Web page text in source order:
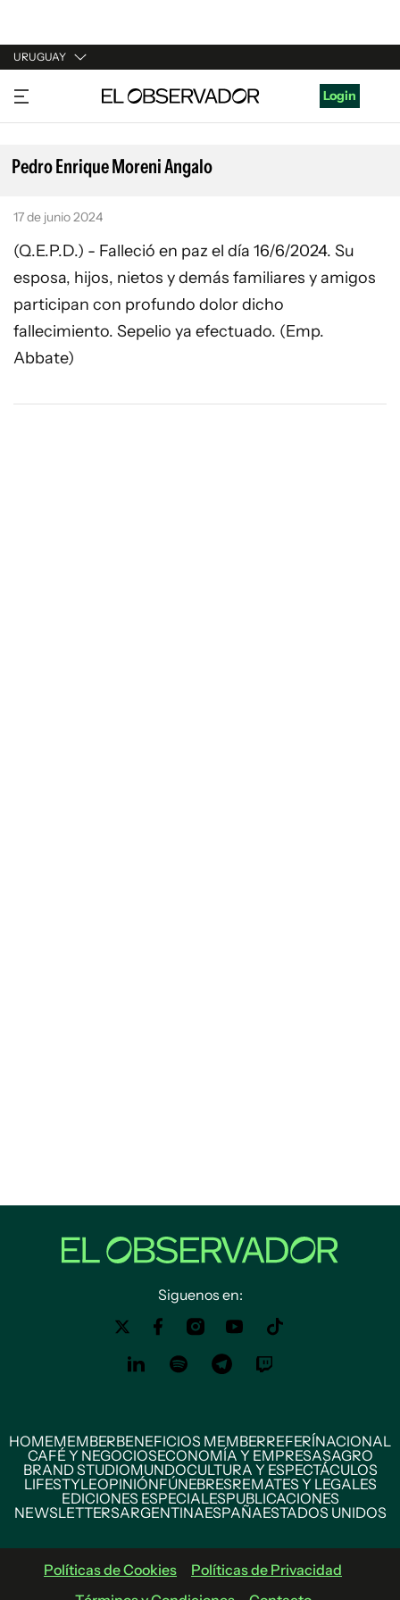
URUGUAY
URUGUAY
ARGENTINA
ESPAÑA
Login
Pedro Enrique Moreni Angalo
17 de junio 2024
(Q.E.P.D.) - Falleció en paz el día 16/6/2024. Su
esposa, hijos, nietos y demás familiares y amigos
participan con profundo dolor dicho
fallecimiento. Sepelio ya efectuado. (Emp.
Abbate)
Siguenos en:
HOMEMEMBERBENEFICIOS MEMBERREFERÍNACIONAL
CAFÉ Y NEGOCIOSECONOMÍA Y EMPRESASAGRO
BRAND STUDIOMUNDOCULTURA Y ESPECTÁCULOS
LIFESTYLEOPINIÓNFÚNEBRESREMATES Y LEGALES
EDICIONES ESPECIALESPUBLICACIONES
NEWSLETTERSARGENTINAESPAÑAESTADOS UNIDOS
Políticas de Cookies
Políticas de Privacidad